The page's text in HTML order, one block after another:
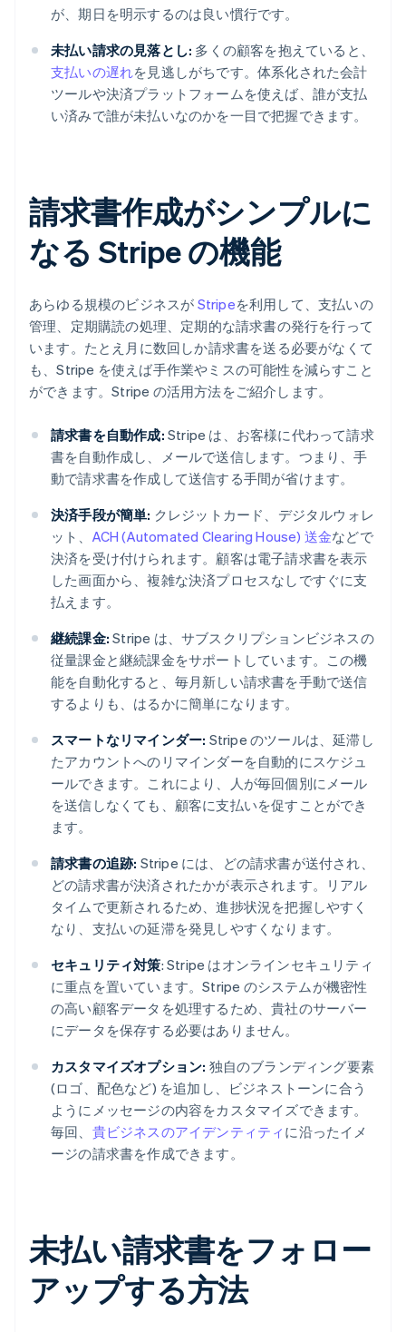
が、期日を明示するのは良い慣行です。
未払い請求の見落とし: 多くの顧客を抱えていると、
支払いの遅れを見逃しがちです。体系化された会計
ツールや決済プラットフォームを使えば、誰が支払
い済みで誰が未払いなのかを一目で把握できます。
請求書作成がシンプルに
なる Stripe の機能
あらゆる規模のビジネスが Stripeを利用して、支払いの
管理、定期購読の処理、定期的な請求書の発行を行って
います。たとえ月に数回しか請求書を送る必要がなくて
も、Stripe を使えば手作業やミスの可能性を減らすこと
ができます。Stripe の活用方法をご紹介します。
請求書を自動作成: Stripe は、お客様に代わって請求
書を自動作成し、メールで送信します。つまり、手
動で請求書を作成して送信する手間が省けます。
決済手段が簡単: クレジットカード、デジタルウォレ
ット、 ACH (Automated Clearing House) 送金などで
決済を受け付けられます。顧客は電子請求書を表示
した画面から、複雑な決済プロセスなしですぐに支
払えます。
継続課金: Stripe は、サブスクリプションビジネスの
従量課金と継続課金をサポートしています。この機
能を自動化すると、毎月新しい請求書を手動で送信
するよりも、はるかに簡単になります。
スマートなリマインダー: Stripe のツールは、延滞し
たアカウントへのリマインダーを自動的にスケジュ
ールできます。これにより、人が毎回個別にメール
を送信しなくても、顧客に支払いを促すことができ
ます。
請求書の追跡: Stripe には、どの請求書が送付され、
どの請求書が決済されたかが表示されます。リアル
タイムで更新されるため、進捗状況を把握しやすく
なり、支払いの延滞を発見しやすくなります。
セキュリティ対策: Stripe はオンラインセキュリティ
に重点を置いています。Stripe のシステムが機密性
の高い顧客データを処理するため、貴社のサーバー
にデータを保存する必要はありません。
カスタマイズオプション: 独自のブランディング要素
(ロゴ、配色など) を追加し、ビジネストーンに合う
ようにメッセージの内容をカスタマイズできます。
毎回、 貴ビジネスのアイデンティティ に沿ったイメ
ージの請求書を作成できます。
未払い請求書をフォロー
アップする方法